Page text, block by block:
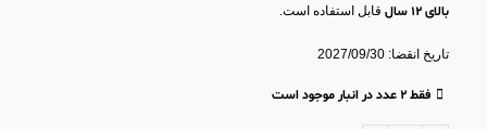
بالای 12 سال
قابل استفاده است.
تاریخ انقضا: 2027/09/30
فقط 2 عدد در انبار موجود است